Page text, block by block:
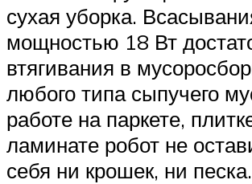
сухая уборка.
мощностью 18 Вт
втягивания в
любого типа сыпучего
работе на паркете,
ламинате робот не
себя ни крошек, ни песка.